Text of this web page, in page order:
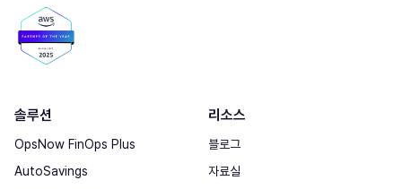
솔루션
OpsNow FinOps Plus
AutoSavings
리소스
블로그
자료실